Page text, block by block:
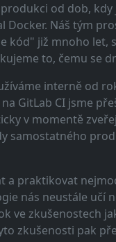
od dob, kdy
Docker. Náš tým
kód" již mnoho let,
to, čemu se
interně od
GitLab CI jsme
v momentě
samostatného
a praktikovat
nás neustále učí
ve zkušenostech
zkušenosti pak